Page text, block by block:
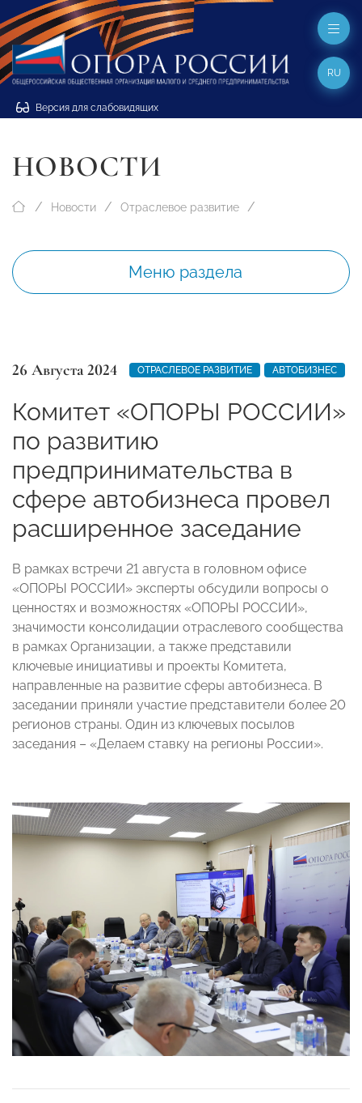
Версия для слабовидящих
RU
НОВОСТИ
Новости Отраслевое развитие
Меню раздела
26 Августа 2024 ОТРАСЛЕВОЕ РАЗВИТИЕ АВТОБИЗНЕС
Комитет «ОПОРЫ РОССИИ»
по развитию
предпринимательства в
сфере автобизнеса провел
расширенное заседание
В рамках встречи 21 августа в головном офисе
«ОПОРЫ РОССИИ» эксперты обсудили вопросы о
ценностях и возможностях «ОПОРЫ РОССИИ»,
значимости консолидации отраслевого сообщества
в рамках Организации, а также представили
ключевые инициативы и проекты Комитета,
направленные на развитие сферы автобизнеса. В
заседании приняли участие представители более 20
регионов страны. Один из ключевых посылов
заседания – «Делаем ставку на регионы России».